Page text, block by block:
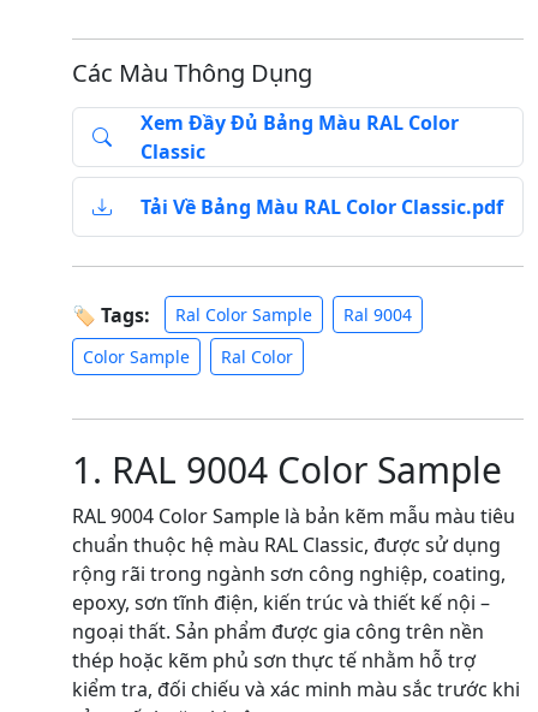
Các Màu Thông Dụng
Xem Đầy Đủ Bảng Màu RAL Color
Classic
Tải Về Bảng Màu RAL Color Classic.pdf
🏷 Tags: Ral Color Sample
Ral 9004
Color Sample
Ral Color
1. RAL 9004 Color Sample
RAL 9004 Color Sample là bản kẽm mẫu màu tiêu
chuẩn thuộc hệ màu RAL Classic, được sử dụng
rộng rãi trong ngành sơn công nghiệp, coating,
epoxy, sơn tĩnh điện, kiến trúc và thiết kế nội –
ngoại thất. Sản phẩm được gia công trên nền
thép hoặc kẽm phủ sơn thực tế nhằm hỗ trợ
kiểm tra, đối chiếu và xác minh màu sắc trước khi